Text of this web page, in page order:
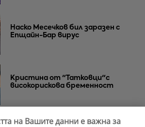
Наско Месечков бил заразен с
Епщайн-Бар вирус
Кристина от "Татковци"с
високорискова бременност
на Вашите данни е важна за